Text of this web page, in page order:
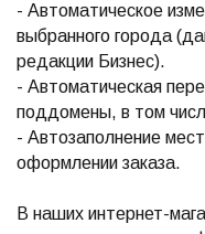
- Автоматическое
выбранного города
редакции Бизнес).
- Автоматическая
поддомены, в том
- Автозаполнение
оформлении заказа.
В наших интернет-